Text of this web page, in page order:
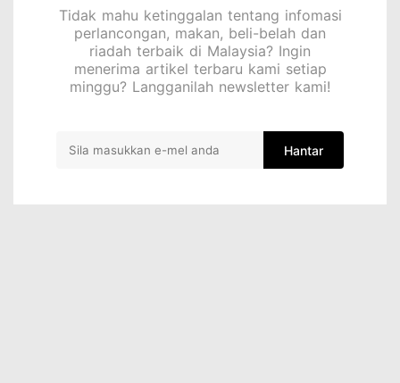
Tidak mahu ketinggalan tentang infomasi
perlancongan, makan, beli-belah dan
riadah terbaik di Malaysia? Ingin
menerima artikel terbaru kami setiap
minggu? Langganilah newsletter kami!
Hantar